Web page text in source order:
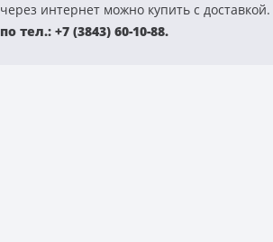
через интернет можно купить с
по тел.: +7 (3843) 60-10-88.